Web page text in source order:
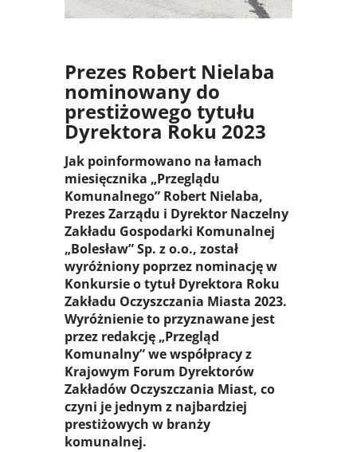
Prezes Robert Nielaba
nominowany do
prestiżowego tytułu
Dyrektora Roku 2023
Jak poinformowano na łamach
miesięcznika „Przeglądu
Komunalnego” Robert Nielaba,
Prezes Zarządu i Dyrektor Naczelny
Zakładu Gospodarki Komunalnej
„Bolesław” Sp. z o.o., został
wyróżniony poprzez nominację w
Konkursie o tytuł Dyrektora Roku
Zakładu Oczyszczania Miasta 2023.
Wyróżnienie to przyznawane jest
przez redakcję „Przegląd
Komunalny” we współpracy z
Krajowym Forum Dyrektorów
Zakładów Oczyszczania Miast, co
czyni je jednym z najbardziej
prestiżowych w branży
komunalnej.